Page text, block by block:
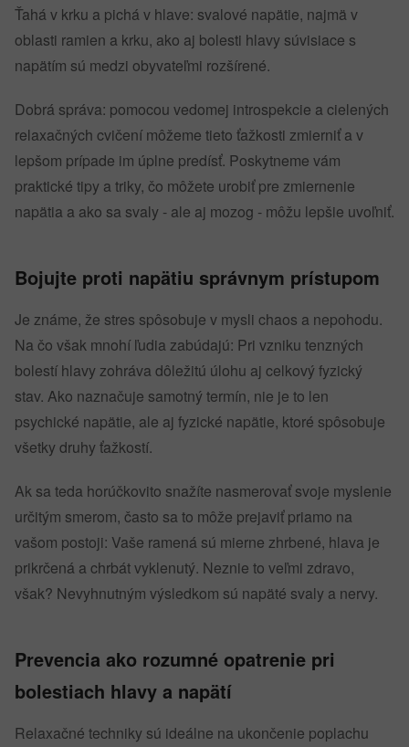
Ťahá v krku a pichá v hlave: svalové napätie, najmä v
oblasti ramien a krku, ako aj bolesti hlavy súvisiace s
napätím sú medzi obyvateľmi rozšírené.
Dobrá správa: pomocou vedomej introspekcie a cielených
relaxačných cvičení môžeme tieto ťažkosti zmierniť a v
lepšom prípade im úplne predísť. Poskytneme vám
praktické tipy a triky, čo môžete urobiť pre zmiernenie
napätia a ako sa svaly - ale aj mozog - môžu lepšie uvoľniť.
Bojujte proti napätiu správnym prístupom
Je známe, že stres spôsobuje v mysli chaos a nepohodu.
Na čo však mnohí ľudia zabúdajú: Pri vzniku tenzných
bolestí hlavy zohráva dôležitú úlohu aj celkový fyzický
stav. Ako naznačuje samotný termín, nie je to len
psychické napätie, ale aj fyzické napätie, ktoré spôsobuje
všetky druhy ťažkostí.
Ak sa teda horúčkovito snažíte nasmerovať svoje myslenie
určitým smerom, často sa to môže prejaviť priamo na
vašom postoji: Vaše ramená sú mierne zhrbené, hlava je
prikrčená a chrbát vyklenutý. Neznie to veľmi zdravo,
však? Nevyhnutným výsledkom sú napäté svaly a nervy.
Prevencia ako rozumné opatrenie pri
bolestiach hlavy a napätí
Relaxačné techniky sú ideálne na ukončenie poplachu